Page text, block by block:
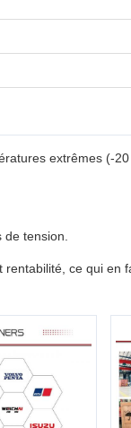
extrêmes (-20
tension.
ce qui en